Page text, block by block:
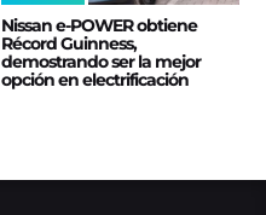
Nissan e‑POWER obtiene
Récord Guinness,
demostrando ser la mejor
opción en electrificación